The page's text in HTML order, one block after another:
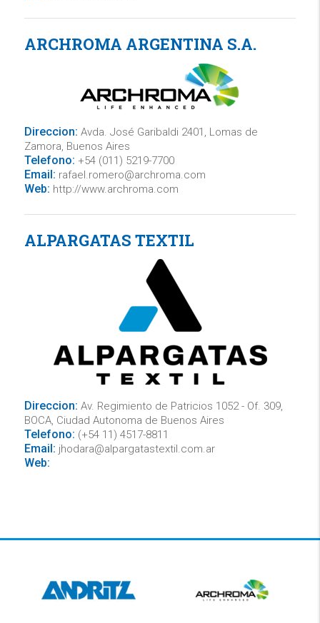
ARCHROMA ARGENTINA S.A.
Direccion: Avda. José Garibaldi 2401, Lomas de
Zamora, Buenos Aires
Telefono: +54 (011) 5219-7700
Email: rafael.romero@archroma.com
Web: http://www.archroma.com
ALPARGATAS TEXTIL
Direccion: Av. Regimiento de Patricios 1052 - Of. 309,
BOCA, Ciudad Autonoma de Buenos Aires
Telefono: (+54 11) 4517-8811
Email: jhodara@alpargatastextil.com.ar
Web: